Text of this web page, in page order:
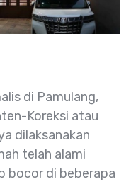
di Pamulang,
Koreksi atau
dilaksanakan
telah alami
bocor di beberapa